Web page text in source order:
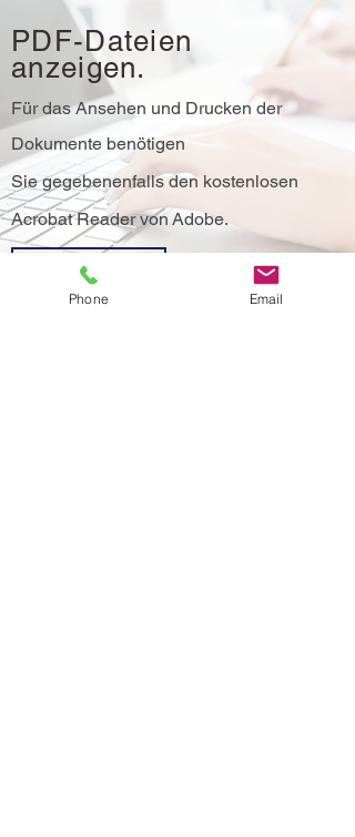
PDF-Dateien
anzeigen.
Für das Ansehen und Drucken der
Dokumente benötigen
Sie gegebenenfalls den kostenlosen
Acrobat Reader von Adobe.
PDF-Reader
Phone Email